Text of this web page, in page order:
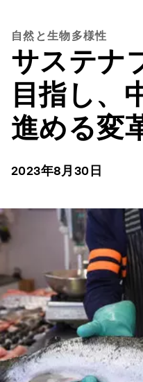
自然と生物多様性
サステナ
目指し、
進める変
2023年8月30日